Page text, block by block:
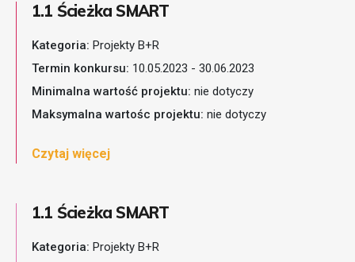
1.1 Ścieżka SMART
Kategoria: Projekty B+R
Termin konkursu: 10.05.2023 - 30.06.2023
Minimalna wartość projektu: nie dotyczy
Maksymalna wartośc projektu: nie dotyczy
Czytaj więcej
1.1 Ścieżka SMART
Kategoria: Projekty B+R